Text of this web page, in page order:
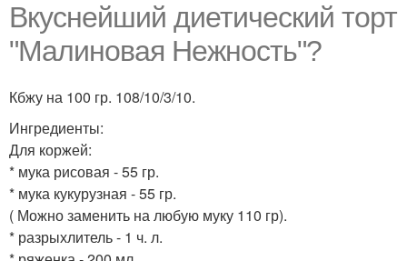
Вкуснейший диетический торт
"Малиновая Нежность"?
Кбжу на 100 гр. 108/10/3/10.
Ингредиенты:
Для коржей:
* мука рисовая - 55 гр.
* мука кукурузная - 55 гр.
( Можно заменить на любую муку 110 гр).
* разрыхлитель - 1 ч. л.